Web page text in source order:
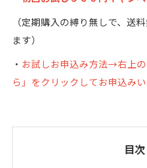
（定期購入の縛り無しで、送
ます）
・ お試しお申込み方法→右上
ら」をクリックしてお申込みい
目次